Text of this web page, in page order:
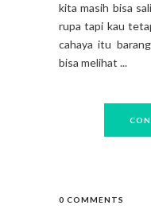
kita masih bisa
rupa tapi kau
cahaya itu
bisa melihat ...
0 COMMENTS